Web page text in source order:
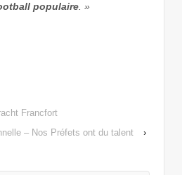
populaire . »
Francfort
– Nos Préfets ont du talent
›